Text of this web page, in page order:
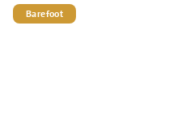
Barefoot